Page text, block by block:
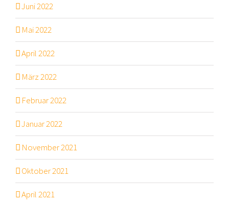
Juni 2022
Mai 2022
April 2022
März 2022
Februar 2022
Januar 2022
November 2021
Oktober 2021
April 2021